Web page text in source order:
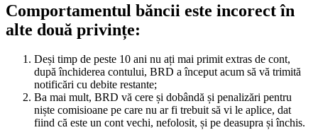
Comportamentul băncii este incorect în
alte două privințe:
Deși timp de peste 10 ani nu ați mai primit extras de cont,
după închiderea contului, BRD a început acum să vă trimită
notificări cu debite restante;
Ba mai mult, BRD vă cere și dobândă și penalizări pentru
niște comisioane pe care nu ar fi trebuit să vi le aplice, dat
fiind că este un cont vechi, nefolosit, și pe deasupra și închis.